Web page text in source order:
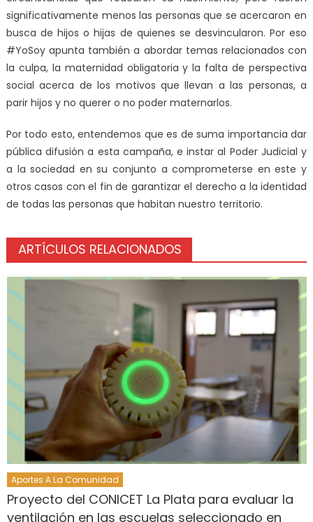
significativamente menos las personas que se acercaron en
busca de hijos o hijas de quienes se desvincularon. Por eso
#YoSoy apunta también a abordar temas relacionados con
la culpa, la maternidad obligatoria y la falta de perspectiva
social acerca de los motivos que llevan a las personas, a
parir hijos y no querer o no poder maternarlos.
Por todo esto, entendemos que es de suma importancia dar
pública difusión a esta campaña, e instar al Poder Judicial y
a la sociedad en su conjunto a comprometerse en este y
otros casos con el fin de garantizar el derecho a la identidad
de todas las personas que habitan nuestro territorio.
ARTÍCULOS RELACIONADOS
Aportes A La Comunidad
Proyecto del CONICET La Plata para evaluar la
ventilación en las escuelas seleccionado en